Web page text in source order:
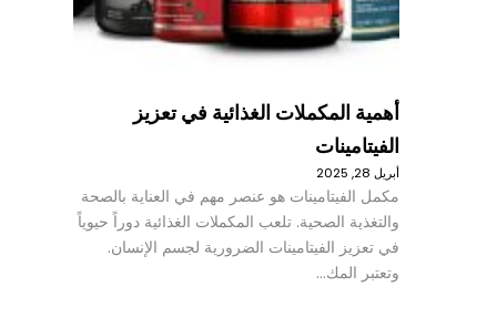
أهمية المكملات الغذائية في تعزيز
الفيتامينات
أبريل 28, 2025
مكمل الفيتامينات هو عنصر مهم في العناية بالصحة
والتغذية الصحية. تلعب المكملات الغذائية دوراً حيوياً
في تعزيز الفيتامينات الضرورية لجسم الإنسان.
وتعتبر المك…